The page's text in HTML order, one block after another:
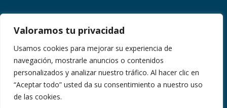
Valoramos tu privacidad
Usamos cookies para mejorar su experiencia de
navegación, mostrarle anuncios o contenidos
personalizados y analizar nuestro tráfico. Al hacer clic en
“Aceptar todo” usted da su consentimiento a nuestro uso
de las cookies.

Sierra Madre Occidental
San Sebastián del Oeste, Jalisco.

Información y reservas:
+52 (322) 158 5043
+52 (322) 150 5451